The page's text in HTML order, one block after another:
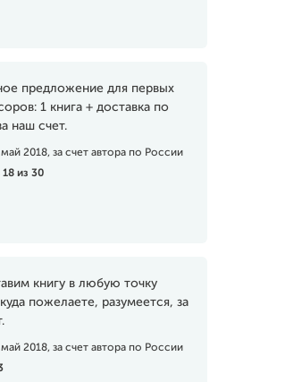
предложение для первых
1 книга + доставка по
наш счет.
май 2018, за счет автора по России
из 30
книгу в любую точку
пожелаете, разумеется, за
май 2018, за счет автора по России